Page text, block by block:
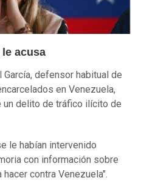
acusa
defensor habitual de
en Venezuela,
un delito de tráfico ilícito de
le habían intervenido
con información sobre
contra Venezuela".